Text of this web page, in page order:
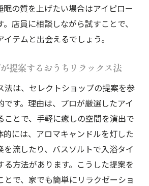
眠の質を上げたい場合はアイピロー
店員に相談しながら試すことで、
テムと出会えるでしょう。
提案するおうちリラックス法
法は、セレクトショップの提案を参
す。理由は、プロが厳選したアイ
ことで、手軽に癒しの空間を演出で
的には、アロマキャンドルを灯した
を流したり、バスソルトで入浴タイ
る方法があります。こうした提案を
とで、家でも簡単にリラクゼーショ